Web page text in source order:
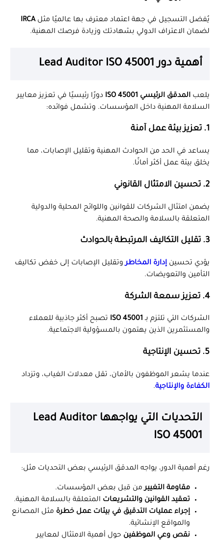
يُفضل التسجيل في جهة اعتماد معترف بها عالميًا مثلIRCA
لضمان الاعتراف الدولي بشهادتك وزيادة فرصك المهنية.
أهمية دور Lead Auditor ISO 45001
يلعب المدقق الرئيسي ISO 45001
دورًا رئيسيًا في تعزيز معايير
السلامة المهنية داخل المؤسسات. وتشمل فوائده:
1. تعزيز بيئة عمل آمنة
يساعد في الحد من الحوادث المهنية وتقليل الإصابات، مما
يخلق بيئة عمل أكثر أمانًا.
2. تحسين الامتثال القانوني
يضمن امتثال الشركات للقوانين واللوائح المحلية والدولية
المتعلقة بالسلامة والصحة المهنية.
3. تقليل التكاليف المرتبطة بالحوادث
يؤدي تحسين إدارة المخاطروتقليل الإصابات إلى خفض تكاليف
التأمين والتعويضات.
4. تعزيز سمعة الشركة
الشركات التي تلتزم بـ ISO 45001 تصبح أكثر جاذبية للعملاء
والمستثمرين الذين يهتمون بالمسؤولية الاجتماعية.
5. تحسين الإنتاجية
عندما يشعر الموظفون بالأمان، تقل معدلات الغياب، وتزداد
الكفاءة والإنتاجية.
التحديات التي يواجهها Lead Auditor
ISO 45001
رغم أهمية الدور، يواجه المدقق الرئيسي بعض التحديات مثل:
مقاومة التغييرمن قبل بعض المؤسسات.
تعقيد القوانين والتشريعات المتعلقة بالسلامة المهنية.
إجراء عمليات التدقيق في بيئات عمل خطرة مثل المصانع
والمواقع الإنشائية.
نقص وعي الموظفين حول أهمية الامتثال لمعايير